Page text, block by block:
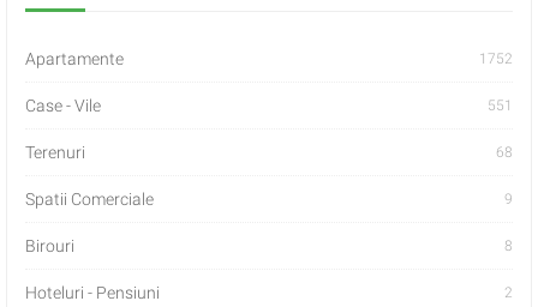
Apartamente 1752
Case - Vile 551
Terenuri 68
Spatii Comerciale 9
Birouri 8
Hoteluri - Pensiuni 2